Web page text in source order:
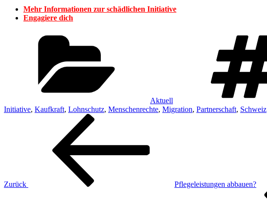
Mehr Informationen zur schädlichen Initiative
Engagiere dich
Aktuell
Initiative, Kaufkraft, Lohnschutz, Menschenrechte, Migration, Partnerschaft, Schweiz
Beitragsnavigation
Zurück
Pflegeleistungen abbauen?